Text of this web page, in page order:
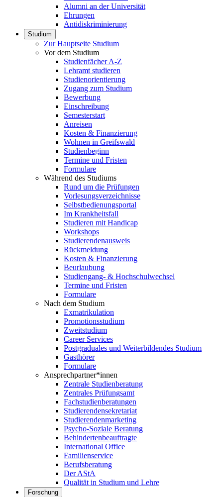
Alumni an der Universität
Ehrungen
Antidiskriminierung
Studium
Zur Hauptseite Studium
Vor dem Studium
Studienfächer A-Z
Lehramt studieren
Studienorientierung
Zugang zum Studium
Bewerbung
Einschreibung
Semesterstart
Anreisen
Kosten & Finanzierung
Wohnen in Greifswald
Studienbeginn
Termine und Fristen
Formulare
Während des Studiums
Rund um die Prüfungen
Vorlesungsverzeichnisse
Selbstbedienungsportal
Im Krankheitsfall
Studieren mit Handicap
Workshops
Studierendenausweis
Rückmeldung
Kosten & Finanzierung
Beurlaubung
Studiengang- & Hochschulwechsel
Termine und Fristen
Formulare
Nach dem Studium
Exmatrikulation
Promotionsstudium
Zweitstudium
Career Services
Postgraduales und Weiterbildendes Studium
Gasthörer
Formulare
Ansprechpartner*innen
Zentrale Studienberatung
Zentrales Prüfungsamt
Fachstudienberatungen
Studierendensekretariat
Studierendenmarketing
Psycho-Soziale Beratung
Behindertenbeauftragte
International Office
Familienservice
Berufsberatung
Der AStA
Qualität in Studium und Lehre
Forschung